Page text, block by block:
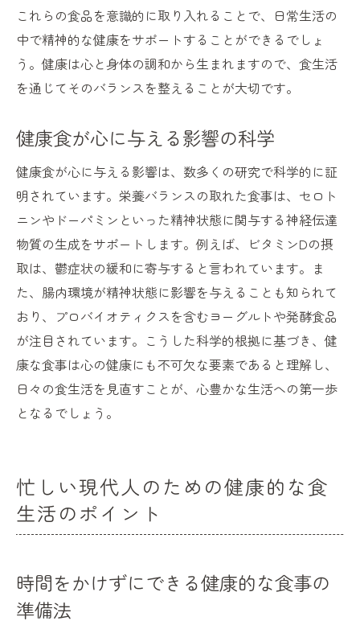
これらの食品を意識的に取り入れることで、日常生活の
中で精神的な健康をサポートすることができるでしょ
う。健康は心と身体の調和から生まれますので、食生活
を通じてそのバランスを整えることが大切です。
健康食が心に与える影響の科学
健康食が心に与える影響は、数多くの研究で科学的に証
明されています。栄養バランスの取れた食事は、セロト
ニンやドーパミンといった精神状態に関与する神経伝達
物質の生成をサポートします。例えば、ビタミンDの摂
取は、鬱症状の緩和に寄与すると言われています。ま
た、腸内環境が精神状態に影響を与えることも知られて
おり、プロバイオティクスを含むヨーグルトや発酵食品
が注目されています。こうした科学的根拠に基づき、健
康な食事は心の健康にも不可欠な要素であると理解し、
日々の食生活を見直すことが、心豊かな生活への第一歩
となるでしょう。
忙しい現代人のための健康的な食
生活のポイント
時間をかけずにできる健康的な食事の
準備法